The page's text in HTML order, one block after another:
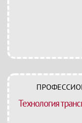
Технология